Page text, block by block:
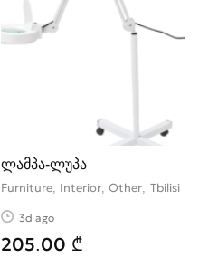
ლამპა-ლუპა
Furniture, Interior, Other Tbilisi
3d ago
205.00 ₾